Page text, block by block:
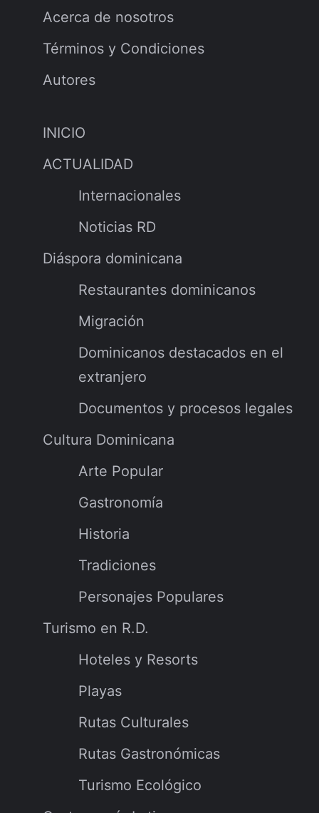
Acerca de nosotros
Términos y Condiciones
Autores
INICIO
ACTUALIDAD
Internacionales
Noticias RD
Diáspora dominicana
Restaurantes dominicanos
Migración
Dominicanos destacados en el
extranjero
Documentos y procesos legales
Cultura Dominicana
Arte Popular
Gastronomía
Historia
Tradiciones
Personajes Populares
Turismo en R.D.
Hoteles y Resorts
Playas
Rutas Culturales
Rutas Gastronómicas
Turismo Ecológico